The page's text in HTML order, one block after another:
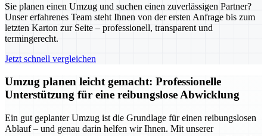
Sie planen einen Umzug und suchen einen zuverlässigen Partner?
Unser erfahrenes Team steht Ihnen von der ersten Anfrage bis zum
letzten Karton zur Seite – professionell, transparent und
termingerecht.
Jetzt schnell vergleichen
Umzug planen leicht gemacht: Professionelle
Unterstützung für eine reibungslose Abwicklung
Ein gut geplanter Umzug ist die Grundlage für einen reibungslosen
Ablauf – und genau darin helfen wir Ihnen. Mit unserer